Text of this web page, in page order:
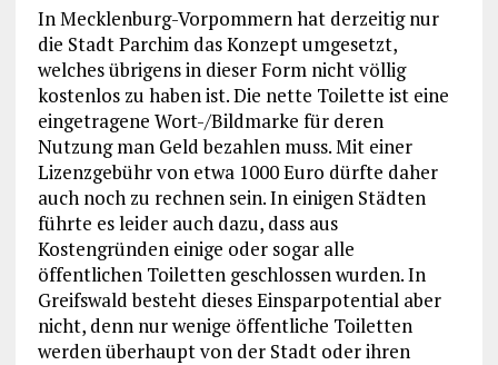
In Mecklenburg-Vorpommern hat derzeitig nur
die Stadt Parchim das Konzept umgesetzt,
welches übrigens in dieser Form nicht völlig
kostenlos zu haben ist. Die nette Toilette ist eine
eingetragene Wort-/Bildmarke für deren
Nutzung man Geld bezahlen muss. Mit einer
Lizenzgebühr von etwa 1000 Euro dürfte daher
auch noch zu rechnen sein. In einigen Städten
führte es leider auch dazu, dass aus
Kostengründen einige oder sogar alle
öffentlichen Toiletten geschlossen wurden. In
Greifswald besteht dieses Einsparpotential aber
nicht, denn nur wenige öffentliche Toiletten
werden überhaupt von der Stadt oder ihren